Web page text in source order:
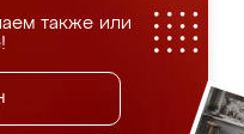
также или